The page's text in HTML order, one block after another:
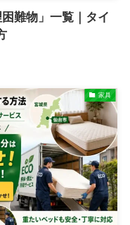
難物」一覧｜タイ
家具